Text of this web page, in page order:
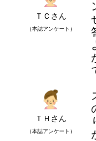
ＴＣさん
（本誌アンケート）
ＴＨさん
（本誌アンケート）